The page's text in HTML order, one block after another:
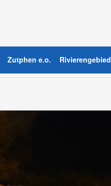
Zutphen e.o. Rivierengebied